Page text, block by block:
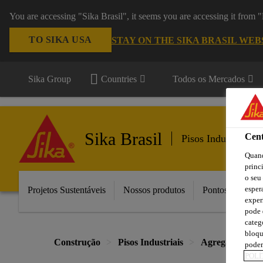
You are accessing "Sika Brasil", it seems you are accessing it
TO SIKA USA STAY ON THE SIKA BRASIL
Sika Group Countries Todos os Mercados
Sika Brasil Pisos Industriais
Projetos Sustentáveis Nossos produtos Pontos de
Construção Pisos Industriais Agregados
o
pode